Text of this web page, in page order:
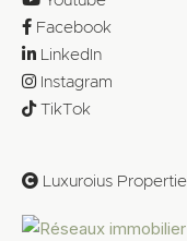
Facebook
LinkedIn
Instagram
TikTok
Luxuroius